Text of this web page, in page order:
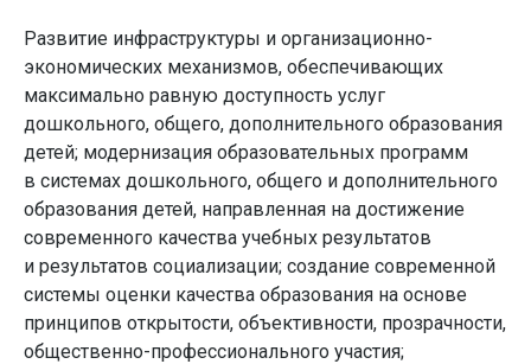
Развитие инфраструктуры и организационно-
экономических механизмов, обеспечивающих
максимально равную доступность услуг
дошкольного, общего, дополнительного образования
детей; модернизация образовательных программ
в системах дошкольного, общего и дополнительного
образования детей, направленная на достижение
современного качества учебных результатов
и результатов социализации; создание современной
системы оценки качества образования на основе
принципов открытости, объективности, прозрачности,
общественно-профессионального участия;